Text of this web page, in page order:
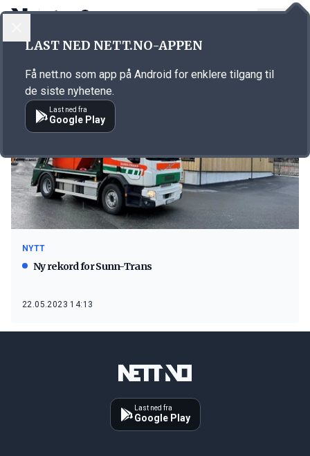
Emne: Sunnmøre Transport
NYTT
Ny rekord for Sunn-Trans
22.05.2023 14:13
Last ned fra
Google Play
LAST NED NETT.NO-APPEN
Få nett.no som app på Android for enklere tilgang til
de siste nyhetene.
Last ned fra
Google Play